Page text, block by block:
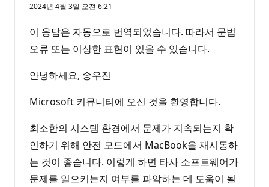
2024년 4월 3일 오전 6:21
이 응답은 자동으로 번역되었습니다. 따라서 문법
오류 또는 이상한 표현이 있을 수 있습니다.
안녕하세요, 송우진
Microsoft 커뮤니티에 오신 것을 환영합니다.
최소한의 시스템 환경에서 문제가 지속되는지 확
인하기 위해 안전 모드에서 MacBook을 재시동하
는 것이 좋습니다. 이렇게 하면 타사 소프트웨어가
문제를 일으키는지 여부를 파악하는 데 도움이 될